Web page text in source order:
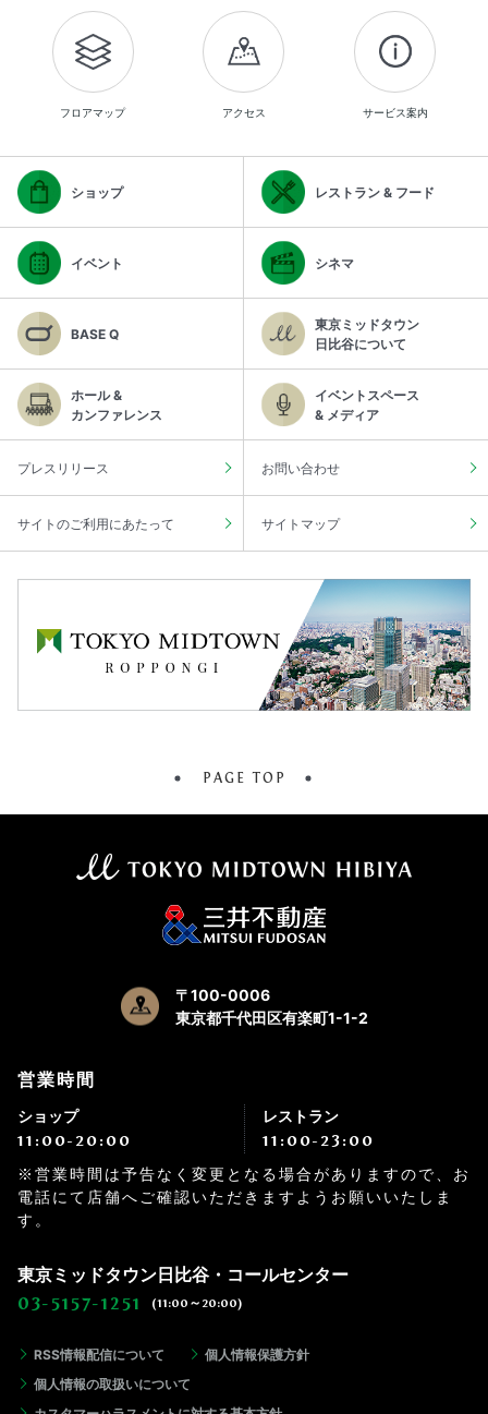
フロアマップ アクセス サービス案内
ショップ レストラン & フード
イベント シネマ
BASE Q
東京ミッドタウン
日比谷について
ホール &
カンファレンス
イベントスペース
& メディア
プレスリリース お問い合わせ
サイトのご利用にあたって サイトマップ
PAGE TOP
〒100-0006
東京都千代田区有楽町1-1-2
営業時間
ショップ
11:00-20:00
レストラン
11:00-23:00
※営業時間は予告なく変更となる場合がありますので、お
電話にて店舗へご確認いただきますようお願いいたしま
す。
東京ミッドタウン日比谷・コールセンター
03-5157-1251 (11:00～20:00)
RSS情報配信について
個人情報保護方針
個人情報の取扱いについて